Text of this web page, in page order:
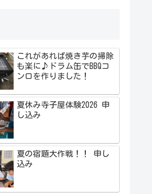
これがあれば焼き芋の掃除
も楽に♪ドラム缶でBBQコ
ンロを作りました！
夏休み寺子屋体験2026 申
し込み
夏の宿題大作戦！！ 申し
込み